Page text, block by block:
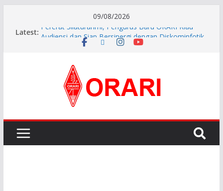
09/08/2026
Latest: Pererat Silaturahmi, Pengurus Baru ORARI Riau
Audiensi dan Siap Bersinergi dengan Diskominfotik
Preparatory Group for WRC-27 )
Aftiyedi Dalimunthe (YC5NNF) Resmi Pimpin ORARI
Lokal Bengkalis 2026–2029, Dikukuhkan Langsung
Ketua Orari Daerah Riau
Riau Beserta Jajaran Hadiri Muslok III Bengkalis